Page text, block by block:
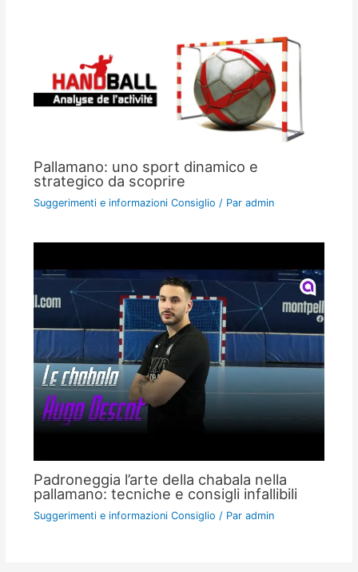
Pallamano: uno sport dinamico e
strategico da scoprire
Suggerimenti e informazioni Consiglio / Par admin
Padroneggia l’arte della chabala nella
pallamano: tecniche e consigli infallibili
Suggerimenti e informazioni Consiglio / Par admin